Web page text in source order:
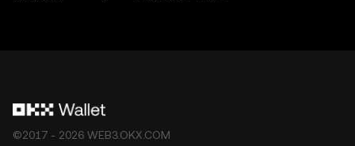
©2017 - 2026 WEB3.OKX.COM